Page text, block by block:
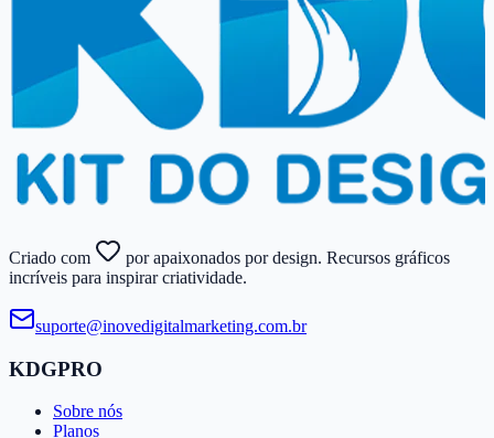
Criado com
por apaixonados por design. Recursos gráficos
incríveis para inspirar criatividade.
suporte@​inovedigitalmarketing.​com.​br
KDGPRO
Sobre nós
Planos